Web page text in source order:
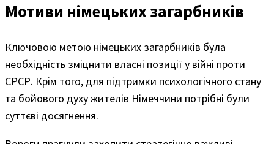
Мотиви німецьких загарбників
Ключовою метою німецьких загарбників була
необхідність зміцнити власні позиції у війні проти
СРСР. Крім того, для підтримки психологічного стану
та бойового духу жителів Німеччини потрібні були
суттєві досягнення.